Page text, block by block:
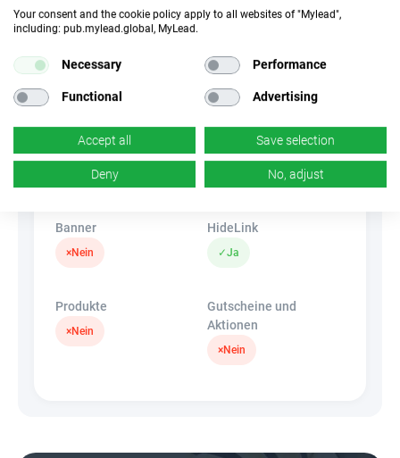
Mobile Geräte
Desktop Tablet
Traffic-Typ
Incentivierter Traffic
EPC
Banner
×Nein
HideLink
✓Ja
Produkte
×Nein
Gutscheine und
Aktionen
×Nein
Your consent and the cookie policy apply to all websites of "Mylead",
including: pub.mylead.global, MyLead.
Necessary Performance
Functional Advertising
Accept all Save selection
Deny No, adjust